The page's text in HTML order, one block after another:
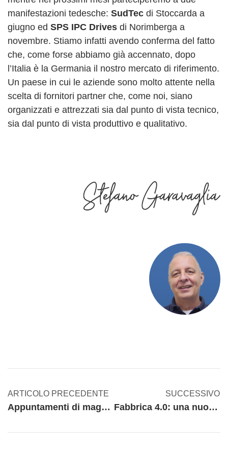
manifestazioni tedesche: SudTec di Stoccarda a
giugno ed SPS IPC Drives di Norimberga a
novembre. Stiamo infatti avendo conferma del fatto
che, come forse abbiamo già accennato, dopo
l’Italia è la Germania il nostro mercato di riferimento.
Un paese in cui le aziende sono molto attente nella
scelta di fornitori partner che, come noi, siano
organizzati e attrezzati sia dal punto di vista tecnico,
sia dal punto di vista produttivo e qualitativo.
ARTICOLO PRECEDENTE
Appuntamenti di maggio
SUCCESSIVO
Fabbrica 4.0: una nuova era